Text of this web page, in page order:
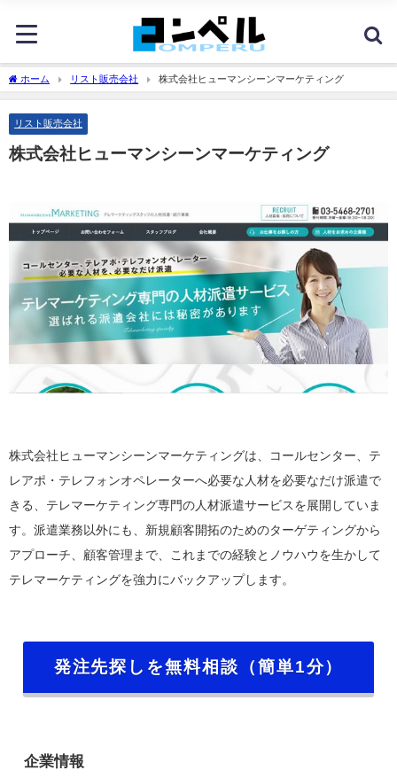
ホーム リスト販売会社 株式会社ヒューマンシーンマーケティング
リスト販売会社
株式会社ヒューマンシーンマーケティング
株式会社ヒューマンシーンマーケティングは、コールセンター、テ
レアポ・テレフォンオペレーターへ必要な人材を必要なだけ派遣で
きる、テレマーケティング専門の人材派遣サービスを展開していま
す。派遣業務以外にも、新規顧客開拓のためのターゲティングから
アプローチ、顧客管理まで、これまでの経験とノウハウを生かして
テレマーケティングを強力にバックアップします。
発注先探しを無料相談（簡単1分）
企業情報